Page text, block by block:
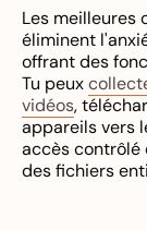
Les meilleures
éliminent
offrant des
Tu peux
vidéos,
appareils vers
accès contrôlé
des fichiers